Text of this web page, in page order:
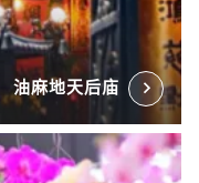
油麻地天后庙